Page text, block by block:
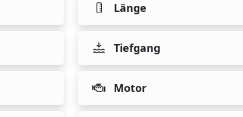
Länge
Tiefgang
Motor